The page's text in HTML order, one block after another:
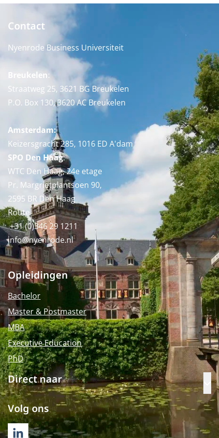
Contact
Nyenrode Business Universiteit
Breukelen:
Straatweg 25, 3621 BG Breukelen
P.O. Box 130, 3620 AC Breukelen
Amsterdam:
Keizersgracht 285, 1016 ED A'dam
SPO Den Haag:
WTC Den Haag, 24e etage
Pr. Margrietplantsoen 90,
2595 BR Den Haag
Route
+31 (0)346 29 1211
info@nyenrode.nl
Opleidingen
Bachelor
Master & Postmaster
MBA
Executive Education
PhD
Direct naar
Volg ons